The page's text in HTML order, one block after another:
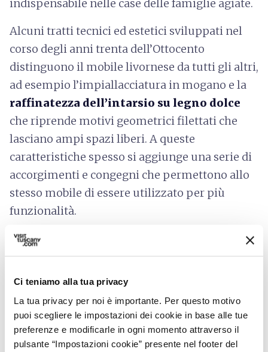
Ci teniamo alla tua privacy
La tua privacy per noi è importante. Per questo motivo
puoi scegliere le impostazioni dei cookie in base alle tue
preferenze e modificarle in ogni momento attraverso il
pulsante “Impostazioni cookie” presente nel footer del
indispensabile nelle case delle famiglie agiate.
Alcuni tratti tecnici ed estetici sviluppati nel
corso degli anni trenta dell’Ottocento
distinguono il mobile livornese da tutti gli altri,
ad esempio l’impiallacciatura in mogano e la
raffinatezza dell’intarsio su legno dolce
che riprende motivi geometrici filettati che
lasciano ampi spazi liberi. A queste
caratteristiche spesso si aggiunge una serie di
accorgimenti e congegni che permettono allo
stesso mobile di essere utilizzato per più
funzionalità.